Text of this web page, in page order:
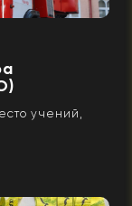
учений,